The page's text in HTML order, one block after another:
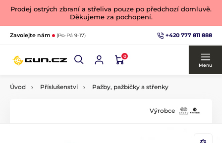
Prodej ostrých zbraní a střeliva pouze po předchozí domluvě.
Děkujeme za pochopení.
Zavolejte nám (Po-Pá 9-17) +420 777 811 888
0
Menu
Úvod Příslušenství Pažby, pažbičky a střenky
Výrobce